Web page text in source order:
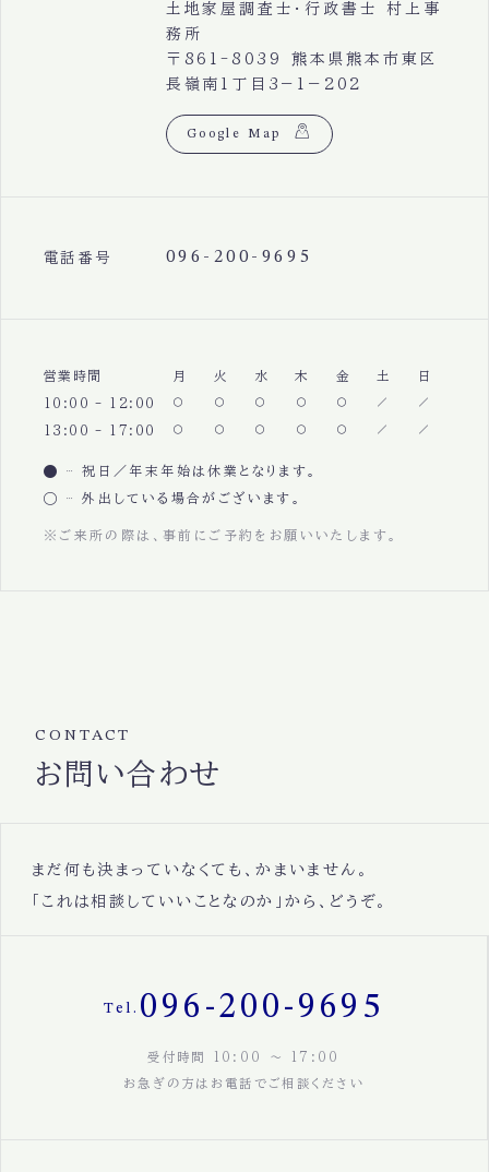
土地家屋調査士・行政書士 村上事
務所
〒861-8039 熊本県熊本市東区
長嶺南1丁目3−1−202
Google Map
電話番号 096-200-9695
営業時間 月 火 水 木 金 土 日
10:00 - 12:00
13:00 - 17:00
祝日／年末年始は休業となります。
外出している場合がございます。
※ご来所の際は、事前にご予約をお願いいたします。
CONTACT
お問い合わせ
まだ何も決まっていなくても、かまいません。
「これは相談していいことなのか」から、どうぞ。
Tel. 096-200-9695
受付時間 10:00 〜 17:00
お急ぎの方はお電話でご相談ください